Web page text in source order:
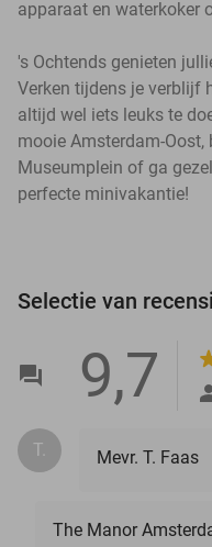
apparaat en waterkoker
's Ochtends genieten
Verken tijdens je verblijf
altijd wel iets leuks te
mooie Amsterdam-
Museumplein of ga
perfecte minivakantie!
Selectie van
9,7
T. Mevr. T. Faas
The Manor